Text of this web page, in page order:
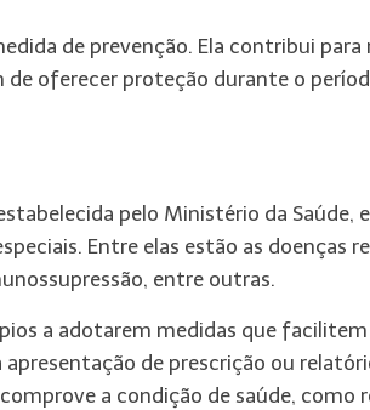
de prevenção. Ela contribui para
oferecer proteção durante o
pelo Ministério da Saúde,
Entre elas estão as doenças
entre outras.
a adotarem medidas que
apresentação de prescrição ou
a condição de saúde, como